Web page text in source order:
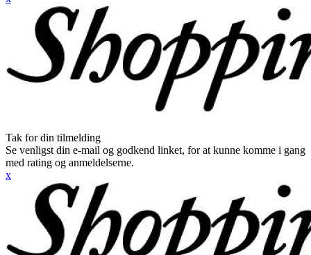
Tak for din tilmelding
Se venligst din e-mail og godkend linket, for at kunne komme i gang
med rating og anmeldelserne.
x